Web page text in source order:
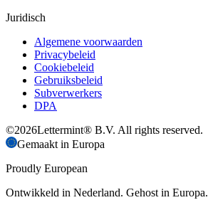
Juridisch
Algemene voorwaarden
Privacybeleid
Cookiebeleid
Gebruiksbeleid
Subverwerkers
DPA
©2026Lettermint® B.V. All rights reserved.
Gemaakt in Europa
Proudly European
Ontwikkeld in Nederland. Gehost in Europa.